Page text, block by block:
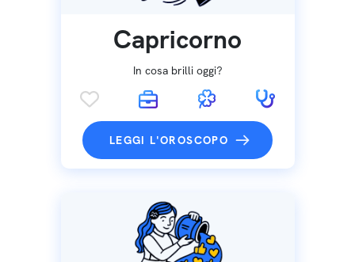
Capricorno
In cosa brilli oggi?
LEGGI L'OROSCOPO